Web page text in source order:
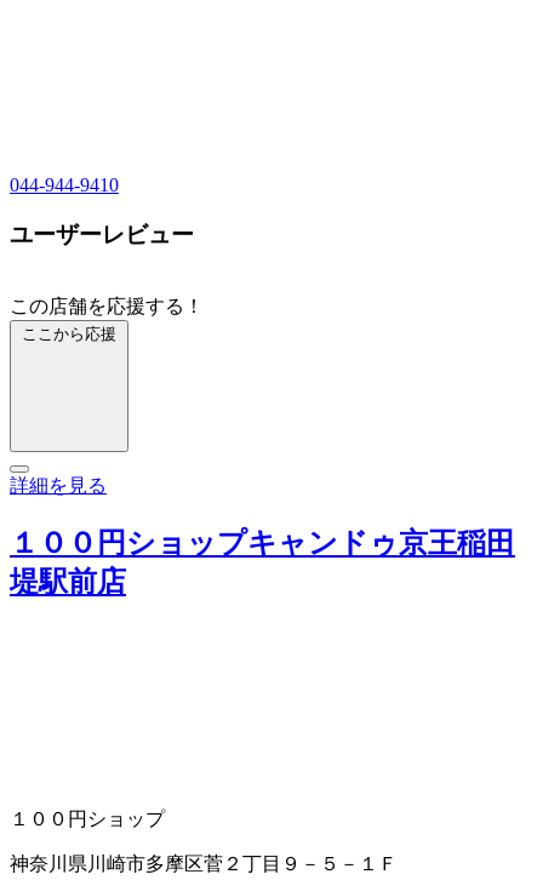
044-944-9410
ユーザーレビュー
この店舗を応援する！
ここから応援
詳細を見る
１００円ショップキャンドゥ京王稲田
堤駅前店
１００円ショップ
神奈川県川崎市多摩区菅２丁目９－５－１Ｆ